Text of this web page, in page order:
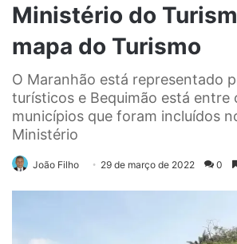
Ministério do
mapa do Turismo
O Maranhão está representado
turísticos e Bequimão está entre
municípios que foram incluídos
Ministério
João Filho 29 de março de 2022 0